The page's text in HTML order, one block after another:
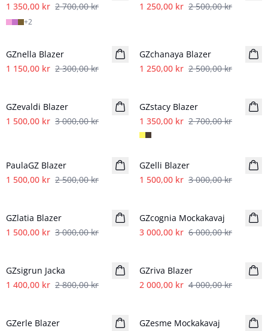
1 350,00 kr 2 700,00 kr
+2
1 250,00 kr 2 500,00 kr
- 50%
GZnella Blazer
1 150,00 kr 2 300,00 kr
GZchanaya Blazer
1 250,00 kr 2 500,00 kr
GZevaldi Blazer
1 500,00 kr 3 000,00 kr
GZstacy Blazer
1 350,00 kr 2 700,00 kr
PaulaGZ Blazer
1 500,00 kr 2 500,00 kr
- 50%
GZelli Blazer
1 500,00 kr 3 000,00 kr
GZlatia Blazer
1 500,00 kr 3 000,00 kr
GZcognia Mockakavaj
3 000,00 kr 6 000,00 kr
GZsigrun Jacka
1 400,00 kr 2 800,00 kr
GZriva Blazer
2 000,00 kr 4 000,00 kr
GZerle Blazer
GZesme Mockakavaj